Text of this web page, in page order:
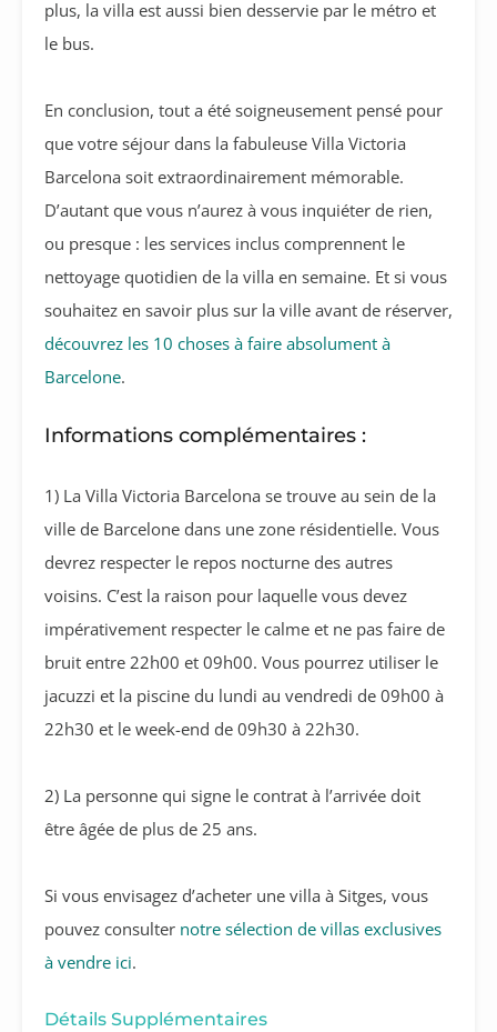
plus, la villa est aussi bien desservie par le métro et
le bus.
En conclusion, tout a été soigneusement pensé pour
que votre séjour dans la fabuleuse Villa Victoria
Barcelona soit extraordinairement mémorable.
D’autant que vous n’aurez à vous inquiéter de rien,
ou presque : les services inclus comprennent le
nettoyage quotidien de la villa en semaine. Et si vous
souhaitez en savoir plus sur la ville avant de réserver,
découvrez les 10 choses à faire absolument à
Barcelone.
Informations complémentaires :
1) La Villa Victoria Barcelona se trouve au sein de la
ville de Barcelone dans une zone résidentielle. Vous
devrez respecter le repos nocturne des autres
voisins. C’est la raison pour laquelle vous devez
impérativement respecter le calme et ne pas faire de
bruit entre 22h00 et 09h00. Vous pourrez utiliser le
jacuzzi et la piscine du lundi au vendredi de 09h00 à
22h30 et le week-end de 09h30 à 22h30.
2) La personne qui signe le contrat à l’arrivée doit
être âgée de plus de 25 ans.
Si vous envisagez d’acheter une villa à Sitges, vous
pouvez consulter notre sélection de villas exclusives
à vendre ici.
Détails Supplémentaires